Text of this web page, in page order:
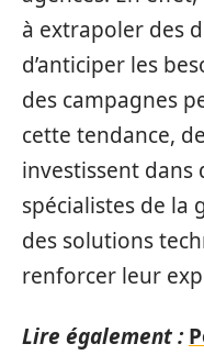
à extrapoler des
d’anticiper les
des campagnes
cette tendance,
investissent dans
spécialistes de la
des solutions
renforcer leur
Lire également :